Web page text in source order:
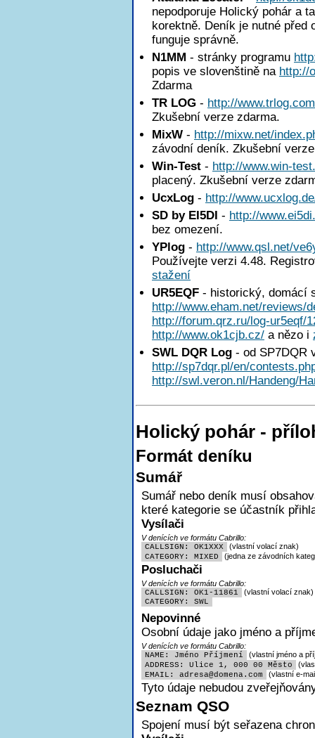
nepodporuje Holický pohár a
korektně. Deník je nutné před
funguje správně.
N1MM - stránky programu
popis ve slovenštině na http://
Zdarma
TR LOG - http://
Zkušební verze zdarma.
MixW - http://mixw.net/
závodní deník. Zkušební
Win-Test - http://www.win-
placený. Zkušební verze
UcxLog - http://
SD by EI5DI - http://
bez omezení.
YPlog - http://www.qsl.net/
Používejte verzi 4.48.
stažení
UR5EQF - historický, domácí
http://www.eham.net/reviews/
http://forum.qrz.ru/log-ur5eqf/
http://www.ok1cjb.cz/ a nězo i
SWL DQR Log - od SP7DQR
http://sp7dqr.pl/en/
http://swl.veron.nl/Handeng/
Holický pohár -
Formát deníku
Sumář
Sumář nebo deník musí
které kategorie se účastník
Vysílači
V denících ve formátu Cabrillo:
CALLSIGN: OK1XXX
(vlastní volací znak)
CATEGORY: MIXED
(jedna ze závodních
Posluchači
V denících ve formátu Cabrillo:
CALLSIGN: OK1-11861
(vlastní volací znak)
CATEGORY: SWL
Nepovinné
Osobní údaje jako jméno a
V denících ve formátu Cabrillo:
NAME: Jméno Příjmení
(vlastní jméno a
ADDRESS: Ulice 1, 000 00 Město
EMAIL: adresa@domena.com (vlastní e-
Tyto údaje nebudou
Seznam QSO
Spojení musí být seřazena